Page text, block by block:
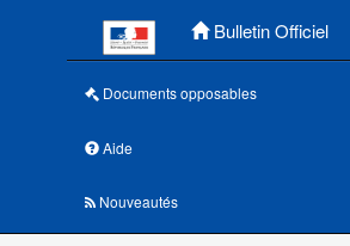
Bulletin Officiel
Documents opposables
Aide
Nouveautés